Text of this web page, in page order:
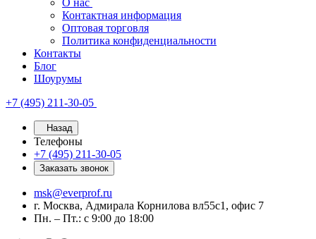
О нас
Контактная информация
Оптовая торговля
Политика конфиденциальности
Контакты
Блог
Шоурумы
+7 (495) 211-30-05
Назад
Телефоны
+7 (495) 211-30-05
Заказать звонок
msk@everprof.ru
г. Москва, Адмирала Корнилова вл55с1, офис 7
Пн. – Пт.: с 9:00 до 18:00